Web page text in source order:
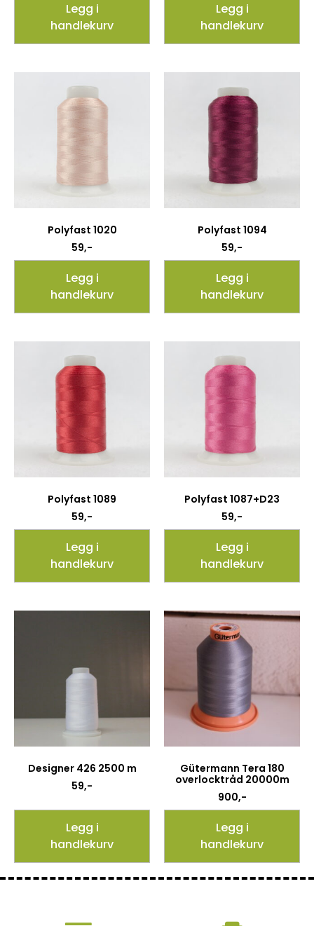
Legg i
handlekurv
Legg i
handlekurv
Polyfast 1020
59,-
Legg i
handlekurv
Polyfast 1094
59,-
Legg i
handlekurv
Polyfast 1089
59,-
Legg i
handlekurv
Polyfast 1087+D23
59,-
Legg i
handlekurv
Designer 426 2500 m
59,-
Legg i
handlekurv
Gütermann Tera 180
overlocktråd 20000m
900,-
Legg i
handlekurv